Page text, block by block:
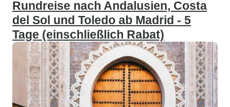
Rundreise nach Andalusien, Costa
del Sol und Toledo ab Madrid - 5
Tage (einschließlich Rabat)